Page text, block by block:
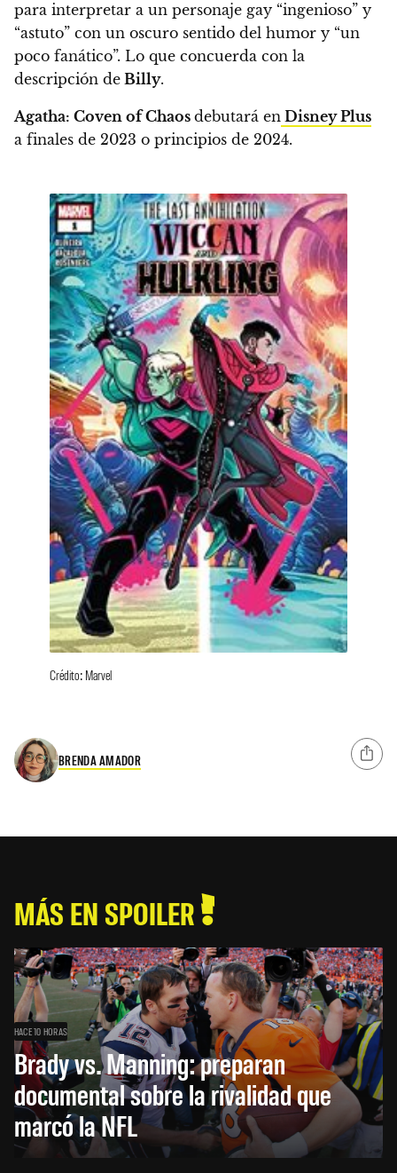
para interpretar a un personaje gay “ingenioso” y
“astuto” con un oscuro sentido del humor y “un
poco fanático”. Lo que concuerda con la
descripción de Billy.
Agatha: Coven of Chaos debutará en Disney Plus
a finales de 2023 o principios de 2024.
Crédito: Marvel
BRENDA AMADOR
MÁS EN SPOILER
HACE 10 HORAS
Brady vs. Manning: preparan
documental sobre la rivalidad que
marcó la NFL